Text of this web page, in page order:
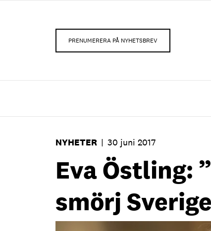
PRENUMERERA PÅ NYHETSBREV
NYHETER | 30 juni 2017
Eva Östling:
smörj